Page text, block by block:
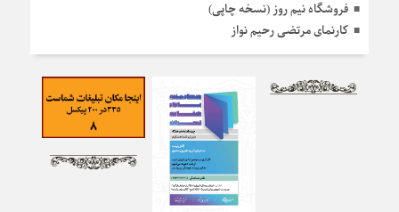
فروشگاه نیم روز (نسخه چاپی)
کارنمای مرتضی رحیم نواز